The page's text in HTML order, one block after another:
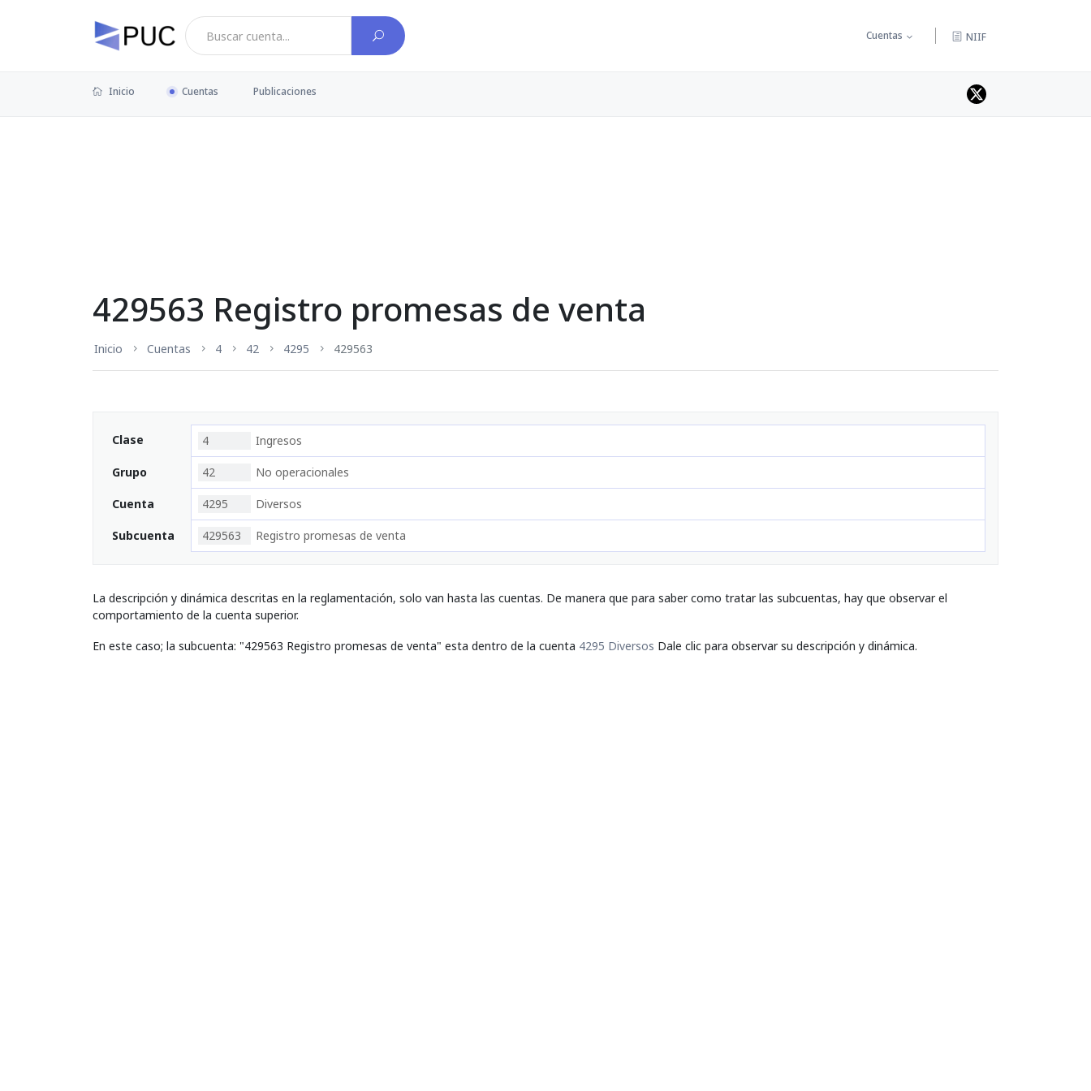
Cuentas NIIF
Inicio Cuentas Publicaciones
429563 Registro promesas de venta
Inicio Cuentas 4 42 4295 429563
Clase 4 Ingresos
Grupo 42 No operacionales
Cuenta 4295 Diversos
Subcuenta 429563 Registro promesas de venta
La descripción y dinámica descritas en la reglamentación, solo van hasta las cuentas. De manera que para saber como tratar las subcuentas, hay que observar el
comportamiento de la cuenta superior.
En este caso; la subcuenta: "429563 Registro promesas de venta" esta dentro de la cuenta 4295 Diversos Dale clic para observar su descripción y dinámica.